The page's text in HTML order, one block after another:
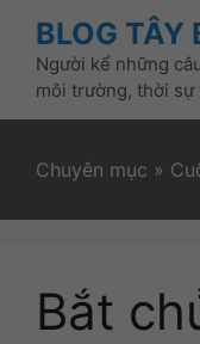
content
BLOG TÂY
Người kể những
môi trường, thời sự
Chuyên mục »
Bắt